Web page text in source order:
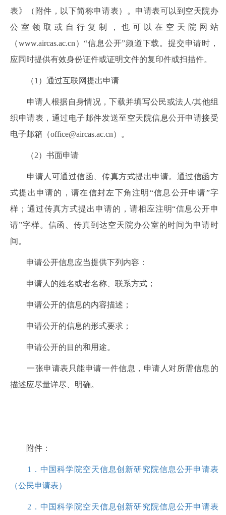
表》（附件，以下简称申请表）。申请表可以到空天院办
公室领取或自行复制，也可以在空天院网站
（www.aircas.ac.cn）“信息公开”频道下载。提交申请时，
应同时提供有效身份证件或证明文件的复印件或扫描件。
（1）通过互联网提出申请
申请人根据自身情况，下载并填写公民或法人/其他组
织申请表，通过电子邮件发送至空天院信息公开申请接受
电子邮箱（office@aircas.ac.cn）。
（2）书面申请
申请人可通过信函、传真方式提出申请。通过信函方
式提出申请的，请在信封左下角注明“信息公开申请”字
样；通过传真方式提出申请的，请相应注明“信息公开申
请”字样。信函、传真到达空天院办公室的时间为申请时
间。
申请公开信息应当提供下列内容：
申请人的姓名或者名称、联系方式；
申请公开的信息的内容描述；
申请公开的信息的形式要求；
申请公开的目的和用途。
一张申请表只能申请一件信息，申请人对所需信息的
描述应尽量详尽、明确。
附件：
1
．中国科学院空天信息创新研究院信息公开申请表
（公民申请表）
2 ．中国科学院空天信息创新研究院信息公开申请表